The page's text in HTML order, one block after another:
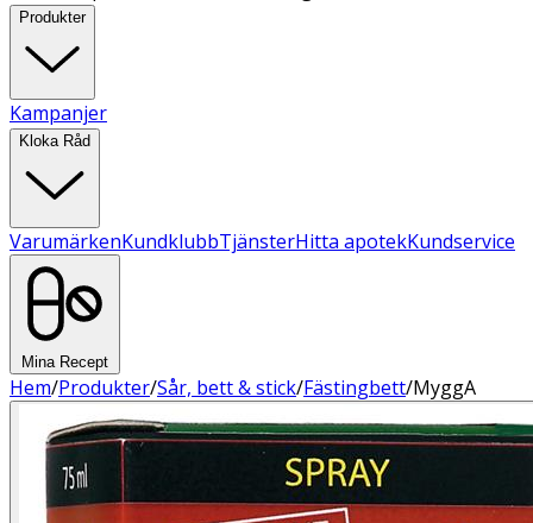
Produkter
Kampanjer
Kloka Råd
VarumärkenKundklubbTjänsterHitta apotekKundservice
Mina Recept
Hem/Produkter/Sår, bett & stick/Fästingbett/MyggA